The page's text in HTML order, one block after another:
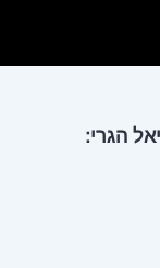
הגרי: